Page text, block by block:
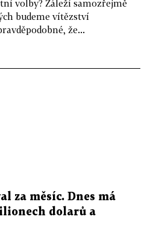
volby? Záleží samozřejmě
budeme vítězství
že...
za měsíc. Dnes má
dolarů a